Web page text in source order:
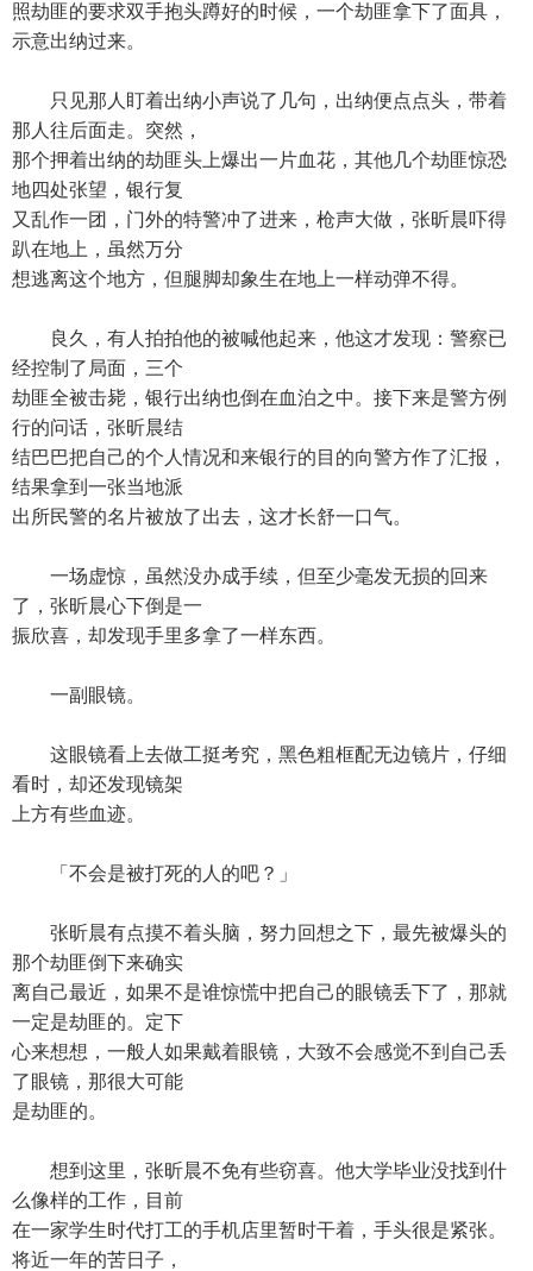
照劫匪的要求双手抱头蹲好的时候，一个劫匪拿下了面具，
示意出纳过来。
只见那人盯着出纳小声说了几句，出纳便点点头，带着
那人往后面走。突然，
那个押着出纳的劫匪头上爆出一片血花，其他几个劫匪惊恐
地四处张望，银行复
又乱作一团，门外的特警冲了进来，枪声大做，张昕晨吓得
趴在地上，虽然万分
想逃离这个地方，但腿脚却象生在地上一样动弹不得。
良久，有人拍拍他的被喊他起来，他这才发现：警察已
经控制了局面，三个
劫匪全被击毙，银行出纳也倒在血泊之中。接下来是警方例
行的问话，张昕晨结
结巴巴把自己的个人情况和来银行的目的向警方作了汇报，
结果拿到一张当地派
出所民警的名片被放了出去，这才长舒一口气。
一场虚惊，虽然没办成手续，但至少毫发无损的回来
了，张昕晨心下倒是一
振欣喜，却发现手里多拿了一样东西。
一副眼镜。
这眼镜看上去做工挺考究，黑色粗框配无边镜片，仔细
看时，却还发现镜架
上方有些血迹。
「不会是被打死的人的吧？」
张昕晨有点摸不着头脑，努力回想之下，最先被爆头的
那个劫匪倒下来确实
离自己最近，如果不是谁惊慌中把自己的眼镜丢下了，那就
一定是劫匪的。定下
心来想想，一般人如果戴着眼镜，大致不会感觉不到自己丢
了眼镜，那很大可能
是劫匪的。
想到这里，张昕晨不免有些窃喜。他大学毕业没找到什
么像样的工作，目前
在一家学生时代打工的手机店里暂时干着，手头很是紧张。
将近一年的苦日子，